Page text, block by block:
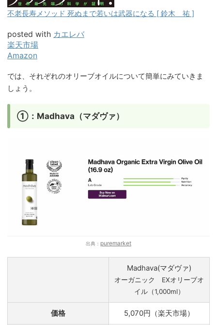
不老長寿メソッド 死ぬまで若いは武器になる [ 鈴木 祐 ]
posted with カエレバ
楽天市場
Amazon
では、それぞれのオリーブオイルについて簡単にみていきま
しょう。
①：Madhava（マダヴァ）
出典： puremarket
Madhava(マダヴァ)
オーガニック EXオリーブオ
イル（1,000ml）
価格 5,070円（楽天市場）